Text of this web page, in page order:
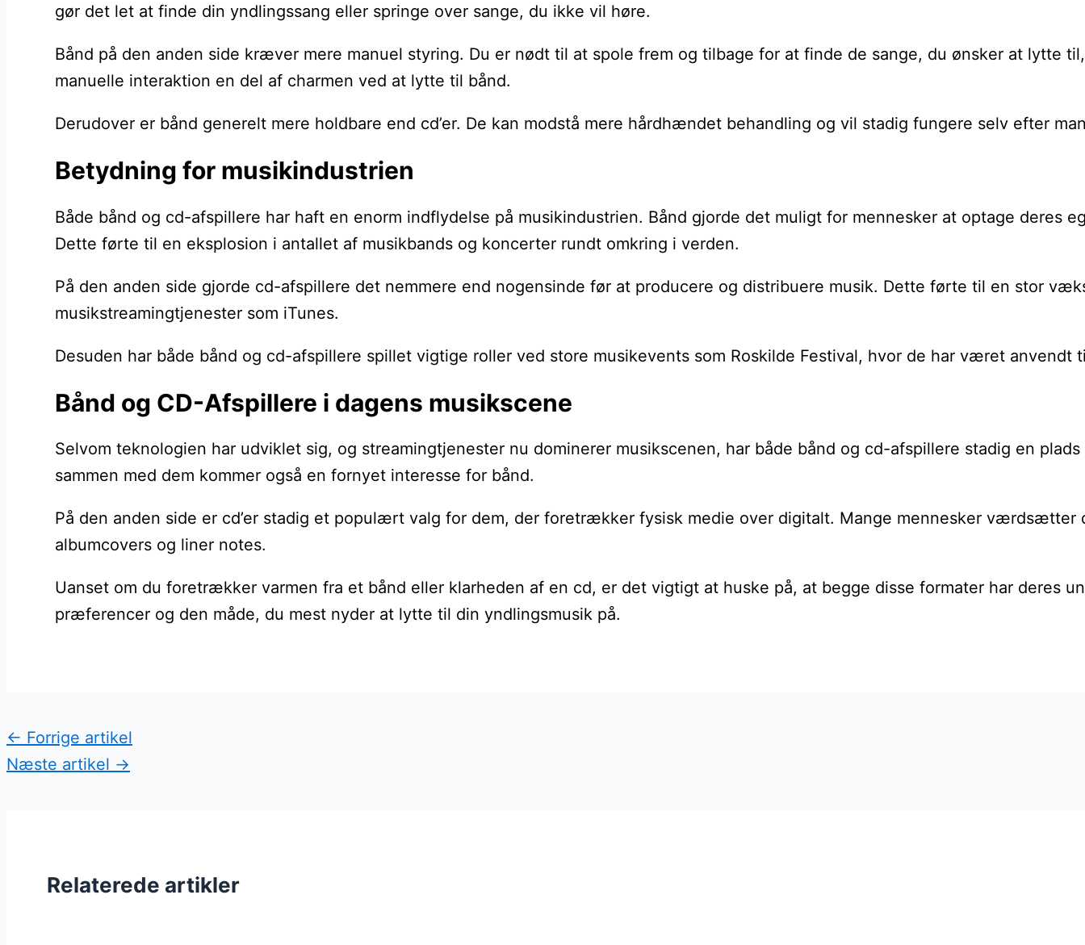
gør det let at finde din yndlingssang eller springe over sange, du ikke vil høre.
Bånd på den anden side kræver mere manuel styring. Du er nødt til at spole frem og tilbage for at finde de sange, du ønsker at
manuelle interaktion en del af charmen ved at lytte til bånd.
Derudover er bånd generelt mere holdbare end cd’er. De kan modstå mere hårdhændet behandling og vil stadig fungere selv efter
Betydning for musikindustrien
Både bånd og cd-afspillere har haft en enorm indflydelse på musikindustrien. Bånd gjorde det muligt for mennesker at optage deres
Dette førte til en eksplosion i antallet af musikbands og koncerter rundt omkring i verden.
På den anden side gjorde cd-afspillere det nemmere end nogensinde før at producere og distribuere musik. Dette førte til en stor
musikstreamingtjenester som iTunes.
Desuden har både bånd og cd-afspillere spillet vigtige roller ved store musikevents som Roskilde Festival, hvor de har været
Bånd og CD-Afspillere i dagens musikscene
Selvom teknologien har udviklet sig, og streamingtjenester nu dominerer musikscenen, har både bånd og cd-afspillere stadig en
sammen med dem kommer også en fornyet interesse for bånd.
På den anden side er cd’er stadig et populært valg for dem, der foretrækker fysisk medie over digitalt. Mange mennesker
albumcovers og liner notes.
Uanset om du foretrækker varmen fra et bånd eller klarheden af ​​en cd, er det vigtigt at huske på, at begge disse formater har deres
præferencer og den måde, du mest nyder at lytte til din yndlingsmusik på.
← Forrige artikel
Næste artikel →
Relaterede artikler